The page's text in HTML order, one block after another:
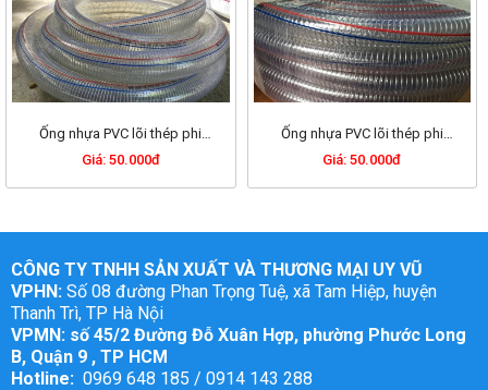
Ống nhựa PVC lõi thép phi
16mm
Giá: 50.000đ
Ống nhựa PVC lõi thép phi
20mm
Giá: 50.000đ
CÔNG TY TNHH SẢN XUẤT VÀ THƯƠNG MẠI UY VŨ
VPHN: Số 08 đường Phan Trọng Tuệ, xã Tam Hiệp, huyện
Thanh Trì, TP Hà Nội
VPMN: số 45/2 Đường Đỗ Xuân Hợp, phường Phước Long
B, Quận 9 , TP HCM
Hotline: 0969 648 185 / 0914 143 288